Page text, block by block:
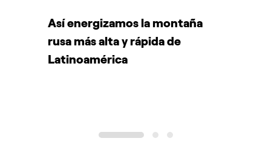
Así energizamos la montaña
rusa más alta y rápida de
Latinoamérica
1 2 3